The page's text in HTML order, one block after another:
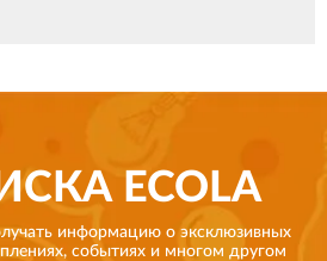
ECOLA
информацию о эксклюзивных
событиях и многом другом